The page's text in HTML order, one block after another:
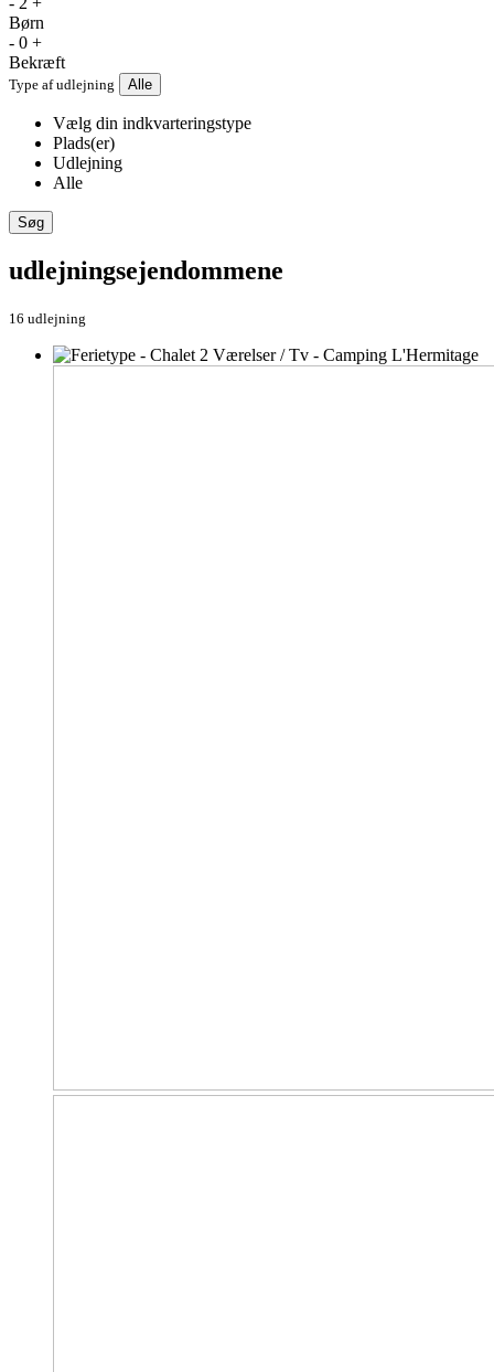
Børn
- 0 +
Bekræft
Type af udlejning Alle
Vælg din indkvarteringstype
Plads(er)
Udlejning
Alle
Søg
udlejningsejendommene
16 udlejning